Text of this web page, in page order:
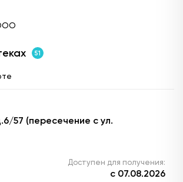
51
57 (пересечение с ул.
Доступен для получения:
с 07.08.2026